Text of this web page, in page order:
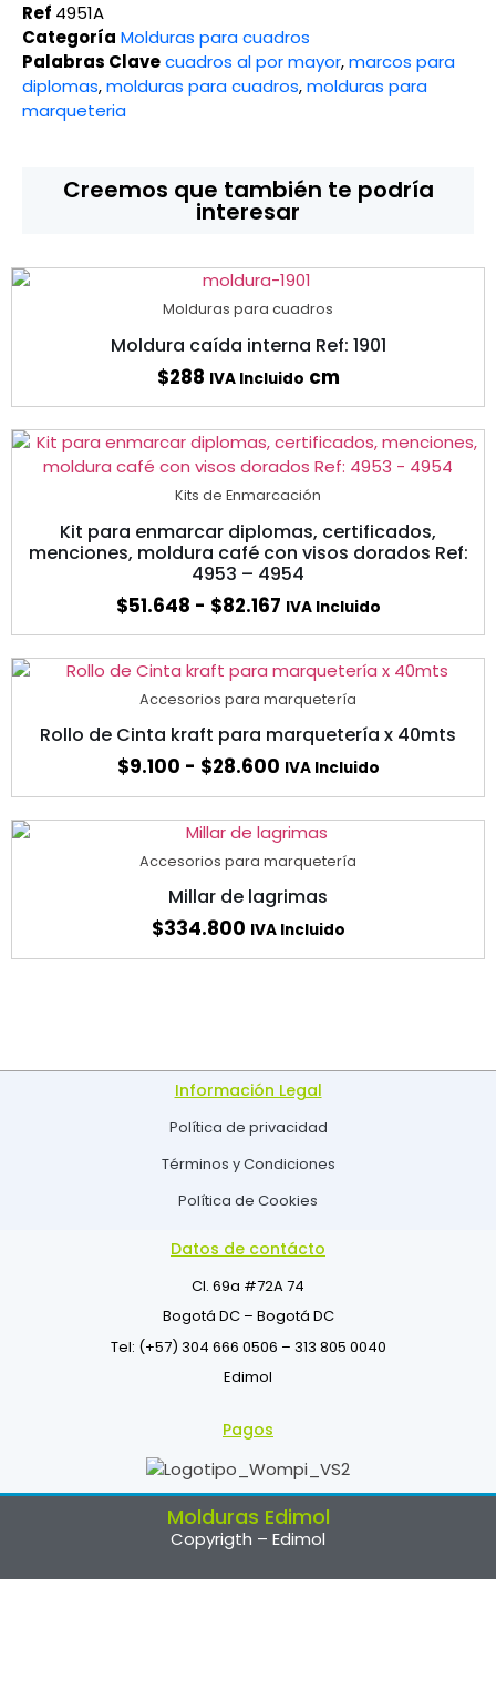
Ref 4951A
Categoría Molduras para cuadros
Palabras Clavecuadros al por mayor,marcos para
diplomas,molduras para cuadros,molduras para
marqueteria
Creemos que también te podría
interesar
Molduras para cuadros
Moldura caída interna Ref: 1901
$288 IVA Incluido cm
Kits de Enmarcación
Kit para enmarcar diplomas, certificados,
menciones, moldura café con visos dorados Ref:
4953 – 4954
$51.648 - $82.167 IVA Incluido
Accesorios para marquetería
Rollo de Cinta kraft para marquetería x 40mts
$9.100 - $28.600 IVA Incluido
Accesorios para marquetería
Millar de lagrimas
$334.800 IVA Incluido
Información Legal
Política de privacidad
Términos y Condiciones
Política de Cookies
Datos de contácto
Cl. 69a #72A 74
Bogotá DC – Bogotá DC
Tel: (+57) 304 666 0506 – 313 805 0040
Edimol
Pagos
Molduras Edimol
Copyrigth – Edimol